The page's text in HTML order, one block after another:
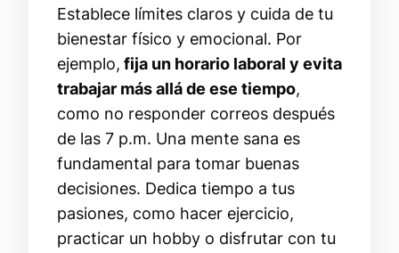
Establece límites claros y cuida de tu
bienestar físico y emocional. Por
ejemplo, fija un horario laboral y evita
trabajar más allá de ese tiempo,
como no responder correos después
de las 7 p.m. Una mente sana es
fundamental para tomar buenas
decisiones. Dedica tiempo a tus
pasiones, como hacer ejercicio,
practicar un hobby o disfrutar con tu